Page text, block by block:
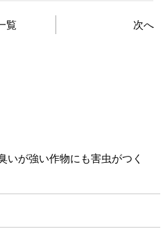
覧 次へ
いが強い作物にも害虫がつく